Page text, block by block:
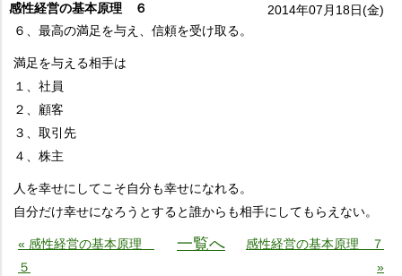
感性経営の基本原理 ６
2014年07月18日(金)
６、最高の満足を与え、信頼を受け取る。
満足を与える相手は
１、社員
２、顧客
３、取引先
４、株主
人を幸せにしてこそ自分も幸せになれる。
自分だけ幸せになろうとすると誰からも相手にしてもらえない。
« 感性経営の基本原理
５
一覧へ
感性経営の基本原理 ７
»